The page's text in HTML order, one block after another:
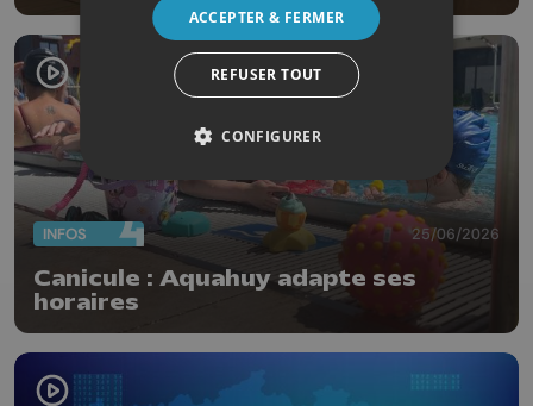
INFOS 25/06/2026
Canicule : Aquahuy adapte ses
horaires
ACCEPTER & FERMER
REFUSER TOUT
CONFIGURER